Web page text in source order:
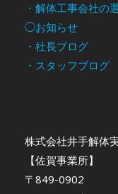
・解体工事会社の
◯お知らせ
・社長ブログ
・スタッフブログ
株式会社井手解体
【佐賀事業所】
〒849-0902